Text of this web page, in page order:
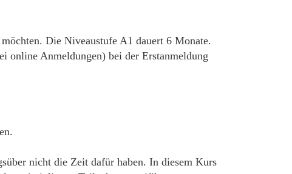
Die Niveaustufe A1 dauert 6 Monate.
online Anmeldungen) bei der Erstanmeldung
nicht die Zeit dafür haben. In diesem Kurs